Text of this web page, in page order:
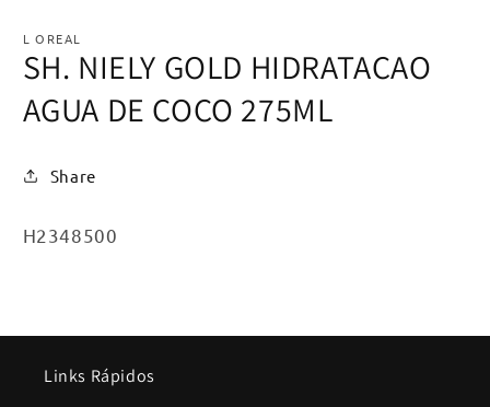
1
janela
modal
L OREAL
SH. NIELY GOLD HIDRATACAO
AGUA DE COCO 275ML
Share
SKU:
H2348500
Links Rápidos